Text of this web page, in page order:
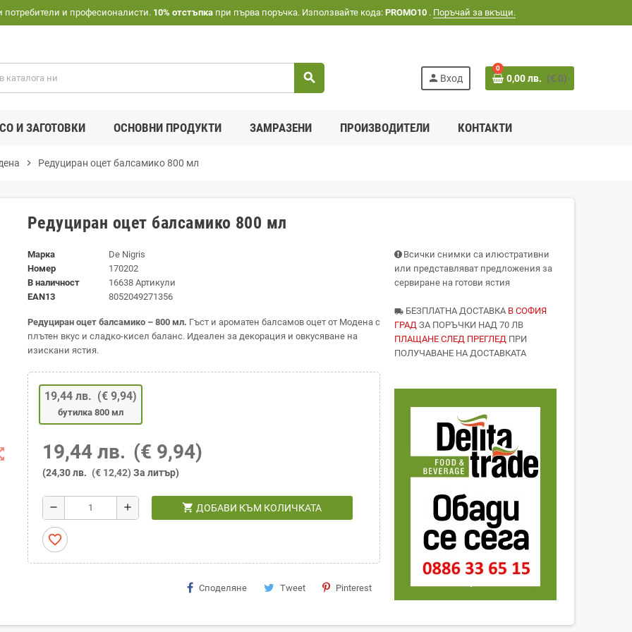
потребители и професионалисти. 10% отстъпкапри първа поръчка. Използвайте кода: PROMO10 . Поръчай за вкъщи.
search person Вход
0
0,00 лв. (€ 0)
И ЗАГОТОВКИ ОСНОВНИ ПРОДУКТИ ЗАМРАЗЕНИ ПРОИЗВОДИТЕЛИ КОНТАКТИ
chevron_right Редуциран оцет балсамико 800 мл
Редуциран оцет балсамико 800 мл
Марка
De Nigris
Номер
170202
В наличност
16638 Артикули
EAN13
8052049271356
Редуциран оцет балсамико – 800 мл. Гъст и ароматен балсамов оцет от Модена с
плътен вкус и сладко-кисел баланс. Идеален за декорация и овкусяване на
изискани ястия.
19,44 лв. (€ 9,94)
бутилка 800 мл
19,44 лв. (€ 9,94)
(24,30 лв. (€ 12,42) За литър)
remove add shopping_cart ДОБАВИ КЪМ КОЛИЧКАТА
favorite_border
Споделяне Tweet Pinterest
Всички снимки са илюстративни
или представляват предложения за
сервиране на готови ястия
local_shippingБЕЗПЛАТНА ДОСТАВКА В СОФИЯ
ГРАД ЗА ПОРЪЧКИ НАД 70 ЛВ
ПЛАЩАНЕ СЛЕД ПРЕГЛЕД ПРИ
ПОЛУЧАВАНЕ НА ДОСТАВКАТА